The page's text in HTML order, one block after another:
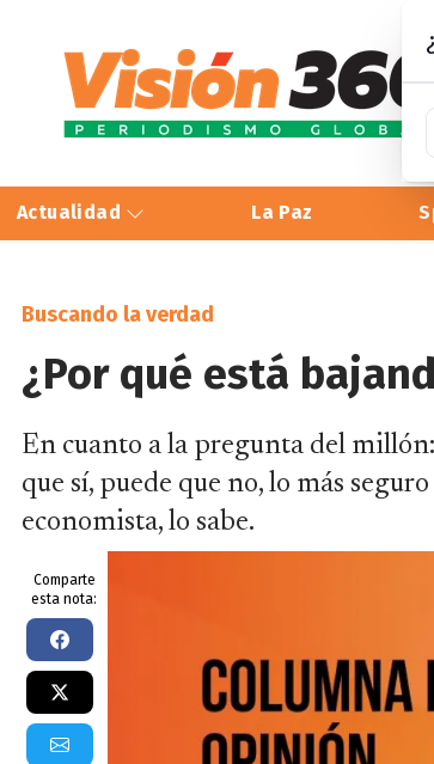
Actualidad La Paz
Buscando la verdad
¿Por qué está
En cuanto a la pregunta del millón:
que sí, puede que no, lo más
economista, lo sabe.
Comparte
esta nota: